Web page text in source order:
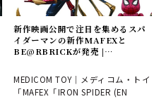
新作映画公開で注目を集めるスパ
イダーマンの新作MAFEXと
BE@RBRICKが発売 |
MEDICOM TOY｜メディコム・トイ
「MAFEX「IRON SPIDER (EN